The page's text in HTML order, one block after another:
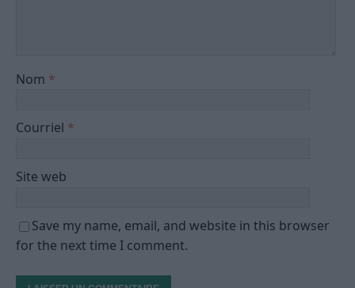
Nom *
Courriel *
Site web
Save my name, email, and website in this browser
for the next time I comment.